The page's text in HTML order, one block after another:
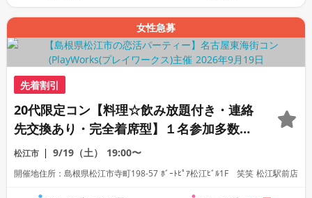
女性急募
先着割引
20代限定コン【料理☆飲み放題付き・連絡
先交換あり・完全着席型】１名参加多数・
初参加も大歓迎☆プレイワークス主催☆
松江市 9/19（土） 19:00〜
開催地住所：島根県松江市寺町198-57 ﾎﾞｰﾄﾋﾟｱ松江ﾋﾞﾙ1F 笑笑 松江駅前店